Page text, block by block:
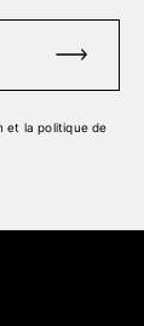
et la politique de